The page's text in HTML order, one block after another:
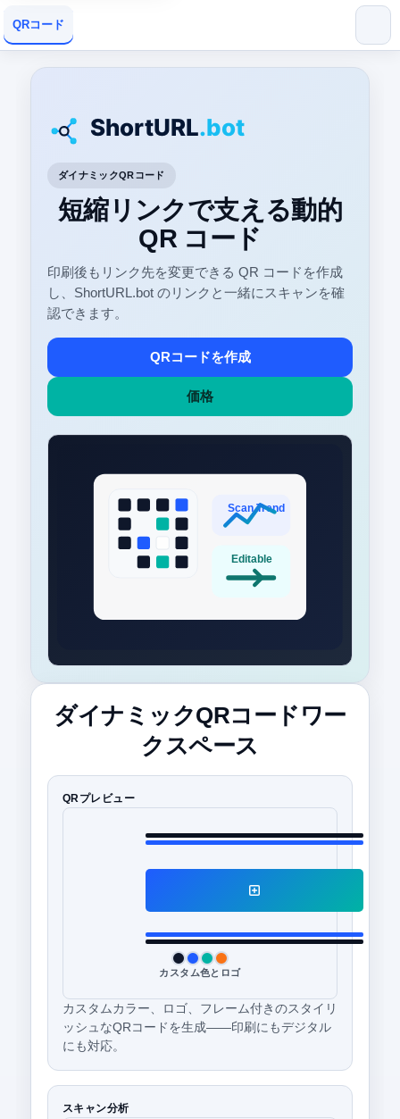
QRコード
ダイナミックQRコード
短縮リンクで支える動的
QR コード
印刷後もリンク先を変更できる QR コードを作成
し、ShortURL.bot のリンクと一緒にスキャンを確
認できます。
QRコードを作成
価格
ダイナミックQRコードワー
クスペース
QRプレビュー
カスタム色とロゴ
カスタムカラー、ロゴ、フレーム付きのスタイリ
ッシュなQRコードを生成——印刷にもデジタル
にも対応。
スキャン分析